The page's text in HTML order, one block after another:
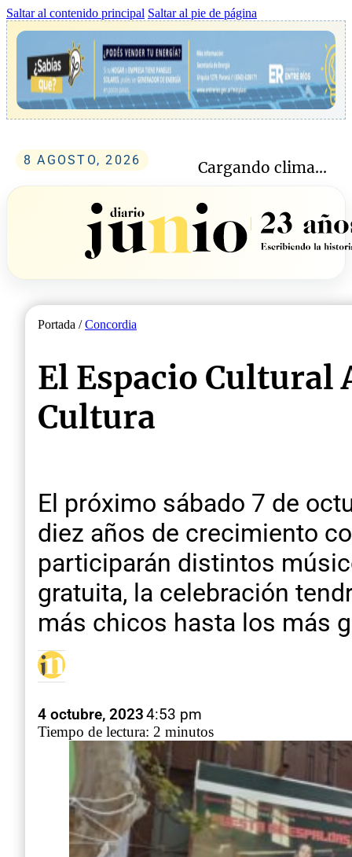
Saltar al contenido principal Saltar al pie de página
8 AGOSTO, 2026 Cargando clima...
Portada /Concordia
El Espacio Cultural
Cultura
El próximo sábado 7 de
diez años de crecimiento
participarán distintos
gratuita, la celebración
más chicos hasta los más
4 octubre, 20234:53 pm
Tiempo de lectura: 2 minutos